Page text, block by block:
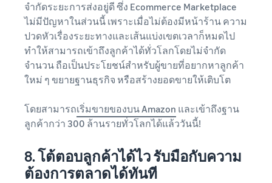
จำกัดระยะการส่งอยู่ดี ซึ่ง Ecommerce Marketplace
ไม่มีปัญหาในส่วนนี้ เพราะเมื่อไม่ต้องมีหน้าร้าน ความ
ปวดหัวเรื่องระยะทางและเส้นแบ่งเขตเวลาก็หมดไป
ทำให้สามารถเข้าถึงลูกค้าได้ทั่วโลกโดยไม่จำกัด
จำนวน ถือเป็นประโยชน์สำหรับผู้ขายที่อยากหาลูกค้า
ใหม่ ๆ ขยายฐานธุรกิจ หรือสร้างยอดขายให้เติบโต
โดยสามารถเริ่มขายของบน Amazon และเข้าถึงฐาน
ลูกค้ากว่า 300 ล้านรายทั่วโลกได้แล้ววันนี้!
8. โต้ตอบลูกค้าได้ไว รับมือกับความ
ต้องการตลาดได้ทันที